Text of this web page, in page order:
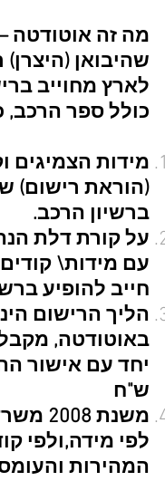
מה זה אוטודטה
שהיבואן
לארץ מחוייב
כולל ספר הרכב,
מידות הצמיגים
(הוראת רישום)
ברשיון הרכב.
על קורת דלת
עם מידות\
חייב להופיע
הליך הרישום
באוטודטה,
יחד עם אישור
ש"ח
משנת 2008 משרד התחבורה הוציא חוזר מנכ"ל שכל צמיג שנמכר בישראל צריך
לפי מידה,ולפי
המהירות